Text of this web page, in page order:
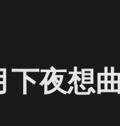
下夜想